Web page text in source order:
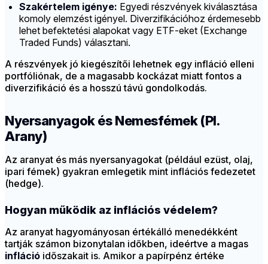
Szakértelem igénye: Egyedi részvények kiválasztása
komoly elemzést igényel. Diverzifikációhoz érdemesebb
lehet befektetési alapokat vagy ETF-eket (Exchange
Traded Funds) választani.
A részvények jó kiegészítői lehetnek egy infláció elleni
portfóliónak, de a magasabb kockázat miatt fontos a
diverzifikáció és a hosszú távú gondolkodás.
Nyersanyagok és Nemesfémek (Pl.
Arany)
Az aranyat és más nyersanyagokat (például ezüst, olaj,
ipari fémek) gyakran emlegetik mint inflációs fedezetet
(hedge).
Hogyan működik az inflációs védelem?
Az aranyat hagyományosan értékálló menedékként
tartják számon bizonytalan időkben, ideértve a magas
infláció időszakait is. Amikor a papírpénz értéke